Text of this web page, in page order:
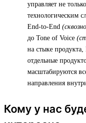
управляет не
технологическим
End-to-End
до Tone of Voice
на стыке
отдельные
масштабируются
направления
Кому у нас